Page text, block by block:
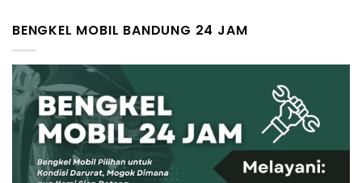
BENGKEL MOBIL BANDUNG 24 JAM